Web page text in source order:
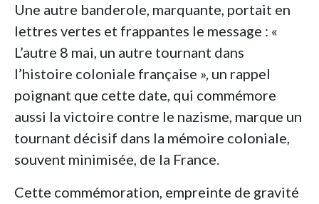
Une autre banderole, marquante, portait en
lettres vertes et frappantes le message : «
L’autre 8 mai, un autre tournant dans
l’histoire coloniale française », un rappel
poignant que cette date, qui commémore
aussi la victoire contre le nazisme, marque un
tournant décisif dans la mémoire coloniale,
souvent minimisée, de la France.
Cette commémoration, empreinte de gravité